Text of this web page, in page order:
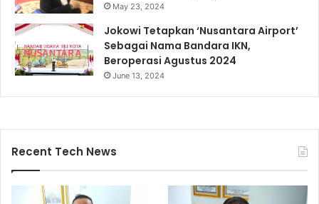
May 23, 2024
Jokowi Tetapkan ‘Nusantara Airport’
Sebagai Nama Bandara IKN,
Beroperasi Agustus 2024
June 13, 2024
Recent Tech News